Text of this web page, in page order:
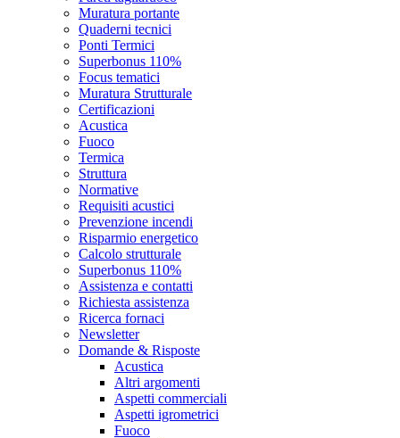
Muratura portante
Quaderni tecnici
Ponti Termici
Superbonus 110%
Focus tematici
Muratura Strutturale
Certificazioni
Acustica
Fuoco
Termica
Struttura
Normative
Requisiti acustici
Prevenzione incendi
Risparmio energetico
Calcolo strutturale
Superbonus 110%
Assistenza e contatti
Richiesta assistenza
Ricerca fornaci
Newsletter
Domande & Risposte
Acustica
Altri argomenti
Aspetti commerciali
Aspetti igrometrici
Fuoco